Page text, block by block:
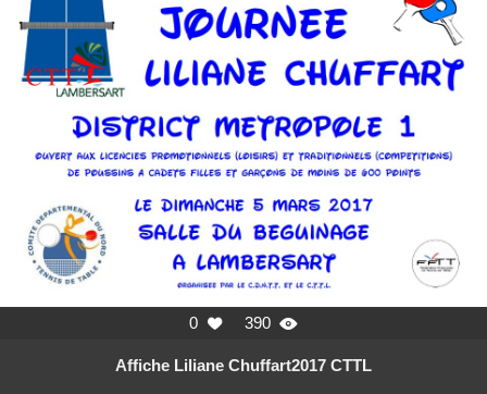
0  390 
Affiche Liliane Chuffart2017 CTTL